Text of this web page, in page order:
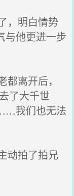
，明白情势
与他更进一步
离开后，
了大千世
我们也无法
动拍了拍兄